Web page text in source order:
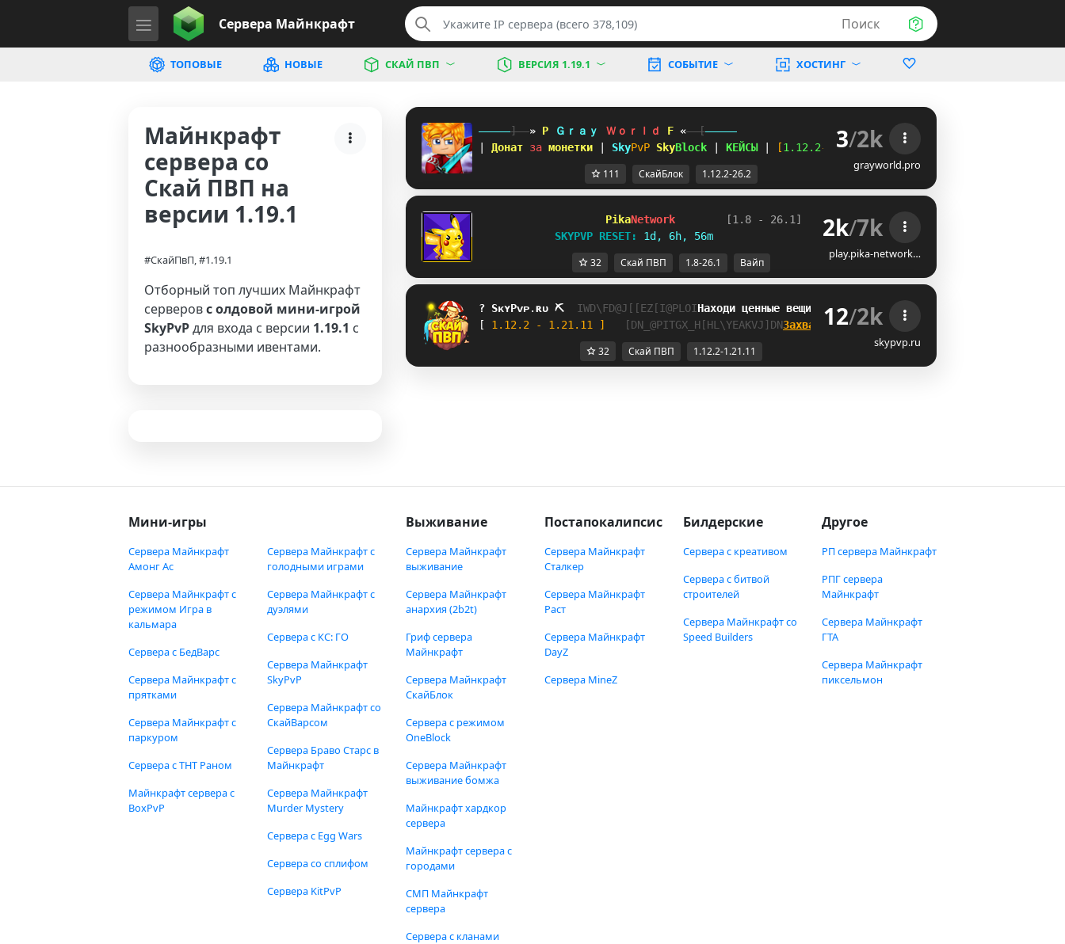
Сервера Майнкрафт Поиск
ТОПОВЫЕ НОВЫЕ СКАЙ ПВП ВЕРСИЯ 1.19.1 СОБЫТИЕ ХОСТИНГ
Майнкрафт
сервера со
Скай ПВП на
версии 1.19.1
#СкайПвП, #1.19.1
Отборный топ лучших Майнкрафт
серверовс олдовой мини-игрой
SkyPvPдля входа с версии 1.19.1 с
разнообразными ивентами.
-----]--» Y Ｇｒａｙ Ｗｏｒｌｄ O «--[-----
Донат за монетки SkyPvP SkyBlock КЕЙСЫ [1.12.2- 26.2 ]
3/2k
grayworld.pro
111 СкайБлок 1.12.2-26.2
PikaNetwork
[1.8 - 26.1]
SKYPVP RESET: 1d, 6h, 56m 2k/7k
play.pika-network…
32 Скай ПВП 1.8-26.1 Вайп
? SᴋʏPᴠᴘ.ʀᴜ ⛏ RGTG^KBY@IYZOBJHOCOНаходи ценные вещи
[ 1.12.2 - 1.21.11 ] URBYNFLD^]LJXNGFHCNG^ICGNЗахватывай сервер
12/2k
skypvp.ru
32 Скай ПВП 1.12.2-1.21.11
Мини-игры
Сервера Майнкрафт
Амонг Ас
Сервера Майнкрафт с
режимом Игра в
кальмара
Сервера с БедВарс
Сервера Майнкрафт с
прятками
Сервера Майнкрафт с
паркуром
Сервера с ТНТ Раном
Майнкрафт сервера с
BoxPvP
Сервера Майнкрафт с
голодными играми
Сервера Майнкрафт с
дуэлями
Сервера с КС: ГО
Сервера Майнкрафт
SkyPvP
Сервера Майнкрафт со
СкайВарсом
Сервера Браво Старс в
Майнкрафт
Сервера Майнкрафт
Murder Mystery
Сервера с Egg Wars
Сервера со сплифом
Сервера KitPvP
Выживание
Сервера Майнкрафт
выживание
Сервера Майнкрафт
анархия (2b2t)
Гриф сервера
Майнкрафт
Сервера Майнкрафт
СкайБлок
Сервера с режимом
OneBlock
Сервера Майнкрафт
выживание бомжа
Майнкрафт хардкор
сервера
Майнкрафт сервера с
городами
СМП Майнкрафт
сервера
Сервера с кланами
Постапокалипсис
Сервера Майнкрафт
Сталкер
Сервера Майнкрафт
Раст
Сервера Майнкрафт
DayZ
Сервера MineZ
Билдерские
Сервера с креативом
Сервера с битвой
строителей
Сервера Майнкрафт со
Speed Builders
Другое
РП сервера Майнкрафт
РПГ сервера
Майнкрафт
Сервера Майнкрафт
ГТА
Сервера Майнкрафт
пиксельмон